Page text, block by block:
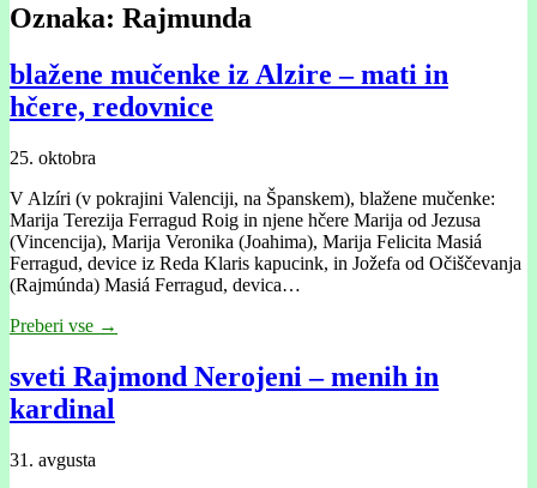
Oznaka: Rajmunda
blažene mučenke iz Alzire – mati in
hčere, redovnice
25. oktobra
V Alzíri (v pokrajini Valenciji, na Španskem), blažene mučenke:
Marija Terezija Ferragud Roig in njene hčere Marija od Jezusa
(Vincencija), Marija Veronika (Joahima), Marija Felicita Masiá
Ferragud, device iz Reda Klaris kapucink, in Jožefa od Očiščevanja
(Rajmúnda) Masiá Ferragud, devica…
Preberi vse →
sveti Rajmond Nerojeni – menih in
kardinal
31. avgusta